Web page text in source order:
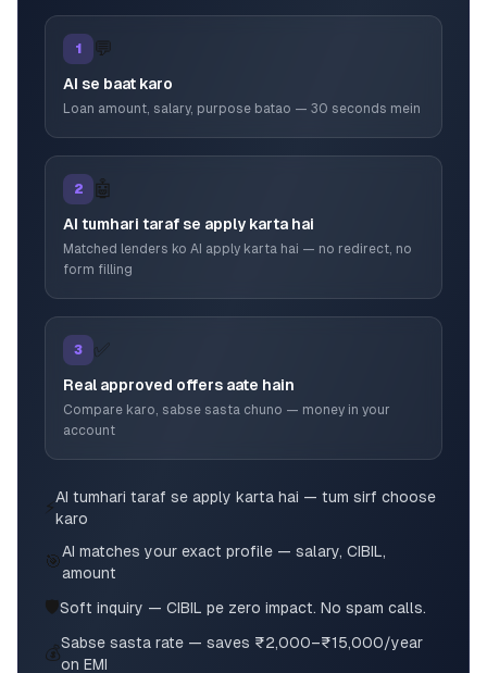
1 💬
AI se baat karo
Loan amount, salary, purpose batao — 30 seconds mein
2 🤖
AI tumhari taraf se apply karta hai
Matched lenders ko AI apply karta hai — no redirect, no
form filling
3 ✅
Real approved offers aate hain
Compare karo, sabse sasta chuno — money in your
account
⚡AI tumhari taraf se apply karta hai — tum sirf choose
karo
🎯AI matches your exact profile — salary, CIBIL,
amount
🛡️Soft inquiry — CIBIL pe zero impact. No spam calls.
💰Sabse sasta rate — saves ₹2,000–₹15,000/year
on EMI